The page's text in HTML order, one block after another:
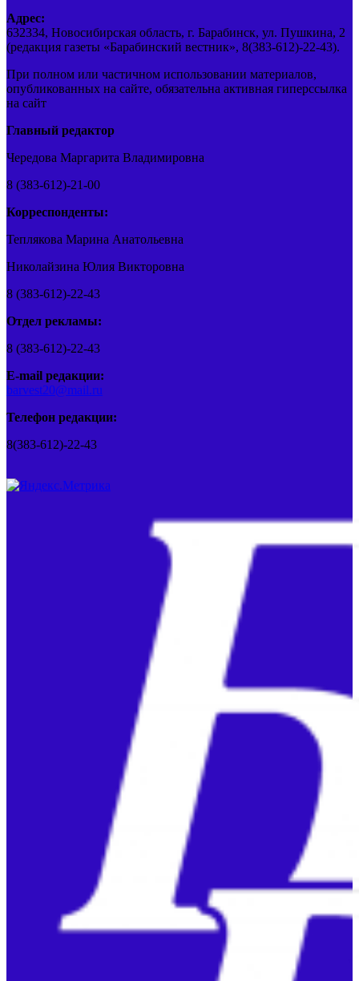
Адрес:
632334, Новосибирская область, г. Барабинск, ул. Пушкина, 2
(редакция газеты «Барабинский вестник», 8(383-612)-22-43).
При полном или частичном использовании материалов,
опубликованных на сайте, обязательна активная гиперссылка
на сайт
Главный редактор
Чередова Маргарита Владимировна
8 (383-612)-21-00
Корреспонденты:
Теплякова Марина Анатольевна
Николайзина Юлия Викторовна
8 (383-612)-22-43
Отдел рекламы:
8 (383-612)-22-43
E-mail редакции:
barvest20@mail.ru
Телефон редакции:
8(383-612)-22-43